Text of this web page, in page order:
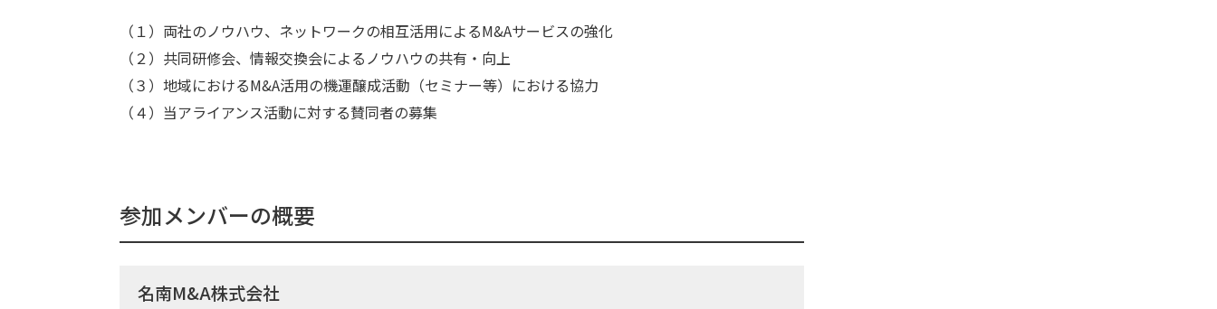
（１）両社のノウハウ、ネットワークの相互活用によるM&Aサービスの強化
（２）共同研修会、情報交換会によるノウハウの共有・向上
（３）地域におけるM&A活用の機運醸成活動（セミナー等）における協力
（４）当アライアンス活動に対する賛同者の募集
参加メンバーの概要
名南M&A株式会社